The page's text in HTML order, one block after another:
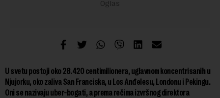
U svetu postoji oko 28.420 centimilionera, uglavnom koncentrisanih u
Njujorku, oko zaliva San Franciska, u Los Anđelesu, Londonu i Pekingu.
Oni se nazivaju uber-bogati, a prema rečima izvršnog direktora